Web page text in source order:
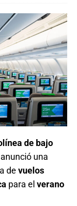
de bajo
anunció una
de vuelos
para el verano